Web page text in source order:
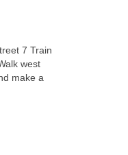
7 Train
west
make a